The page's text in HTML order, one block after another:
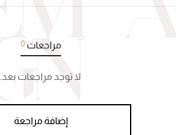
مراجعات0
لا توجد مراجعات بعد.
إضافة مراجعة